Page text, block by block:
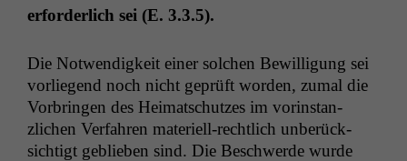
erforder­lich sei (E. 3.3.5).
Die Notwendigkeit ein­er solchen Bewil­li­gung sei
vor­liegend noch nicht geprüft wor­den, zumal die
Vor­brin­gen des Heimatschutzes im vorin­stan­
zlichen Ver­fahren materiell-rechtlich unberück­
sichtigt geblieben sind. Die Beschw­erde wurde